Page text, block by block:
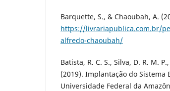
Barquette, S., & Chaoubah, A.
https://livrariapublica.com.br/
alfredo-chaoubah/
Batista, R. C. S., Silva, D. R. M.
(2019). Implantação do
Universidade Federal da